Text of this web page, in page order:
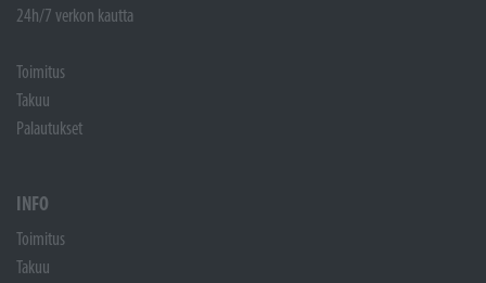
24h/7 verkon kautta
Toimitus
Takuu
Palautukset
INFO
Toimitus
Takuu